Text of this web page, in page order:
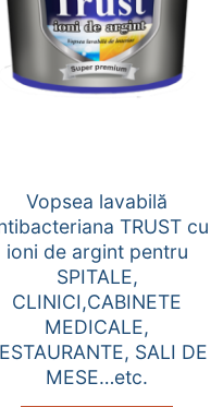
Vopsea lavabilă
TRUST cu
ioni de argint pentru
SPITALE,
CLINICI,CABINETE
MEDICALE,
SALI DE
MESE…etc.